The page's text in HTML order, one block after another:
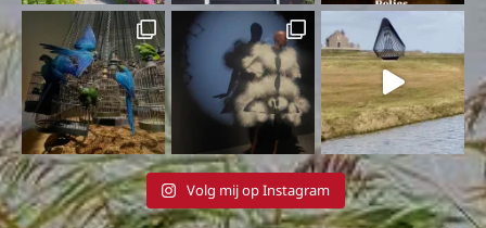
Volg mij op Instagram